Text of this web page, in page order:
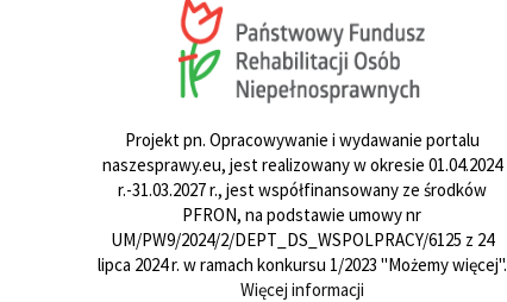
Projekt pn. Opracowywanie i wydawanie portalu
naszesprawy.eu, jest realizowany w okresie 01.04.2024
r.-31.03.2027 r., jest współfinansowany ze środków
PFRON, na podstawie umowy nr
UM/PW9/2024/2/DEPT_DS_WSPOLPRACY/6125 z 24
lipca 2024 r. w ramach konkursu 1/2023 "Możemy więcej".
Więcej informacji